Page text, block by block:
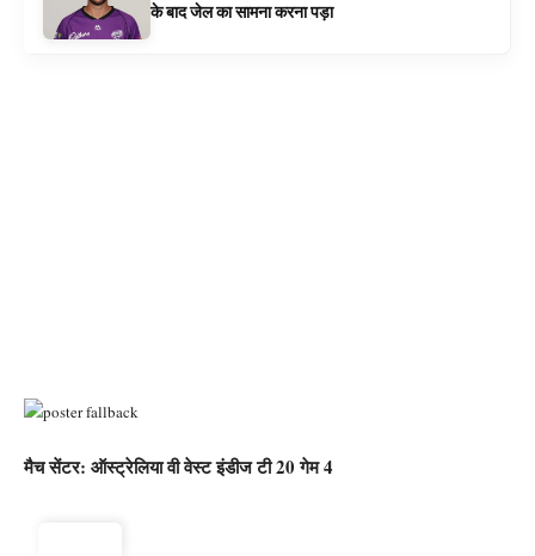
के बाद जेल का सामना करना पड़ा
मैच सेंटर: ऑस्ट्रेलिया वी वेस्ट इंडीज टी 20 गेम 4